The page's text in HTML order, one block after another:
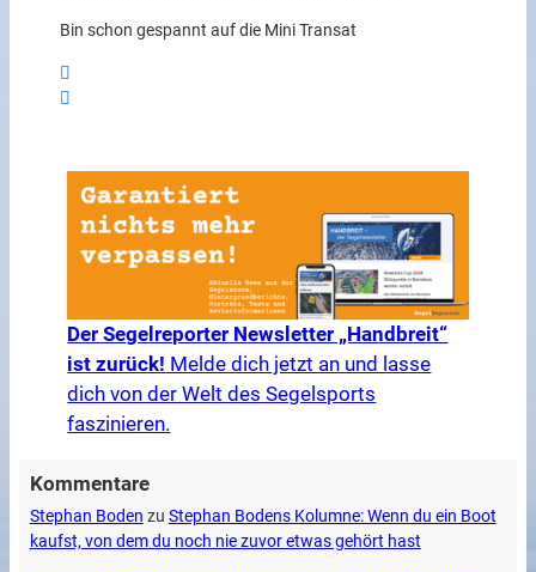
Bin schon gespannt auf die Mini Transat
Der Segelreporter Newsletter „Handbreit“
ist zurück! Melde dich jetzt an und lasse
dich von der Welt des Segelsports
faszinieren.
Kommentare
Stephan Boden zu Stephan Bodens Kolumne: Wenn du ein Boot
kaufst, von dem du noch nie zuvor etwas gehört hast